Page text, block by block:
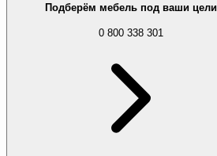
Подберём мебель под ваши цели
0 800 338 301